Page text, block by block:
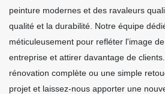
peinture modernes et des ravaleurs
qualité et la durabilité. Notre équipe
méticuleusement pour refléter l'image
entreprise et attirer davantage de
rénovation complète ou une simple
projet et laissez-nous apporter une